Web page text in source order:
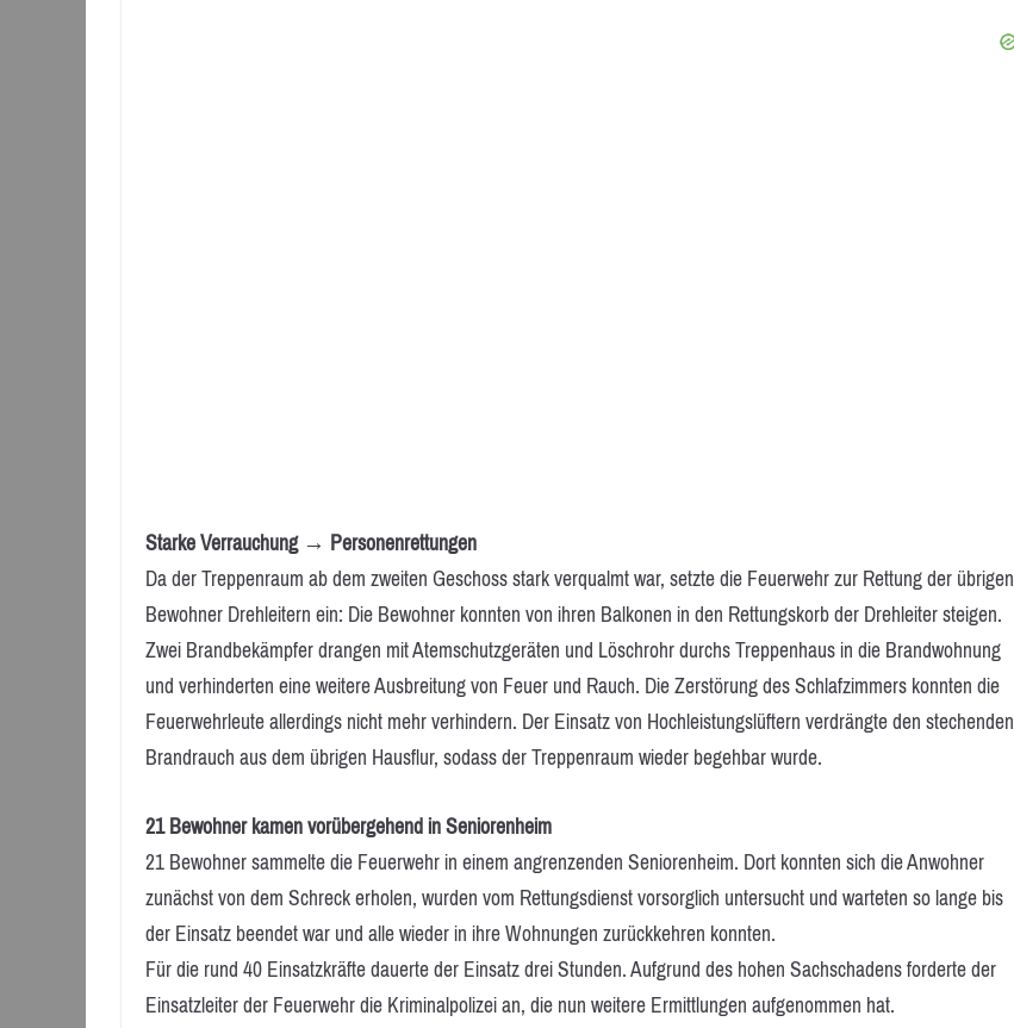
Starke Verrauchung → Personenrettungen
Da der Treppenraum ab dem zweiten Geschoss stark verqualmt war, setzte die Feuerwehr zur Rettung der übrigen
Bewohner Drehleitern ein: Die Bewohner konnten von ihren Balkonen in den Rettungskorb der Drehleiter steigen.
Zwei Brandbekämpfer drangen mit Atemschutzgeräten und Löschrohr durchs Treppenhaus in die Brandwohnung
und verhinderten eine weitere Ausbreitung von Feuer und Rauch. Die Zerstörung des Schlafzimmers konnten die
Feuerwehrleute allerdings nicht mehr verhindern. Der Einsatz von Hochleistungslüftern verdrängte den stechenden
Brandrauch aus dem übrigen Hausflur, sodass der Treppenraum wieder begehbar wurde.
21 Bewohner kamen vorübergehend in Seniorenheim
21 Bewohner sammelte die Feuerwehr in einem angrenzenden Seniorenheim. Dort konnten sich die Anwohner
zunächst von dem Schreck erholen, wurden vom Rettungsdienst vorsorglich untersucht und warteten so lange bis
der Einsatz beendet war und alle wieder in ihre Wohnungen zurückkehren konnten.
Für die rund 40 Einsatzkräfte dauerte der Einsatz drei Stunden. Aufgrund des hohen Sachschadens forderte der
Einsatzleiter der Feuerwehr die Kriminalpolizei an, die nun weitere Ermittlungen aufgenommen hat.